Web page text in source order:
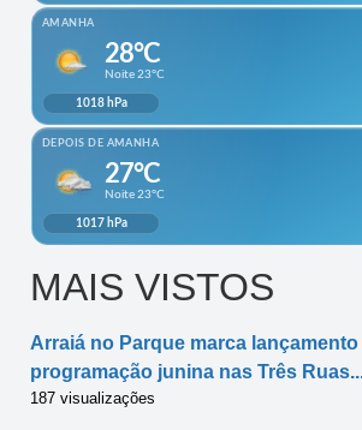
MAIS VISTOS
Arraiá no Parque marca lançamento
programação junina nas Três
187 visualizações